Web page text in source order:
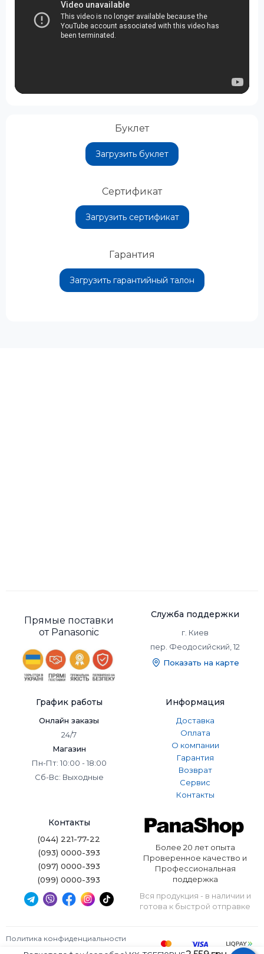
Буклет
Загрузить буклет
Сертификат
Загрузить сертификат
Гарантия
Загрузить гарантийный талон
Прямые поставки
от Panasonic
Служба поддержки
г. Киев
пер. Феодосийский, 12
Показать на карте
График работы
Онлайн заказы
24/7
Магазин
Пн-Пт: 10:00 - 18:00
Сб-Вс: Выходные
Информация
Доставка
Оплата
О компании
Гарантия
Возврат
Сервис
Контакты
Контакты
(044) 221-77-22
(093) 0000-393
(097) 0000-393
(099) 0000-393
Более 20 лет опыта
Проверенное качество и
Профессиональная
поддержка
Вся продукция - в наличии и
готова к быстрой отправке
Политика конфиденциальности
Условия использования